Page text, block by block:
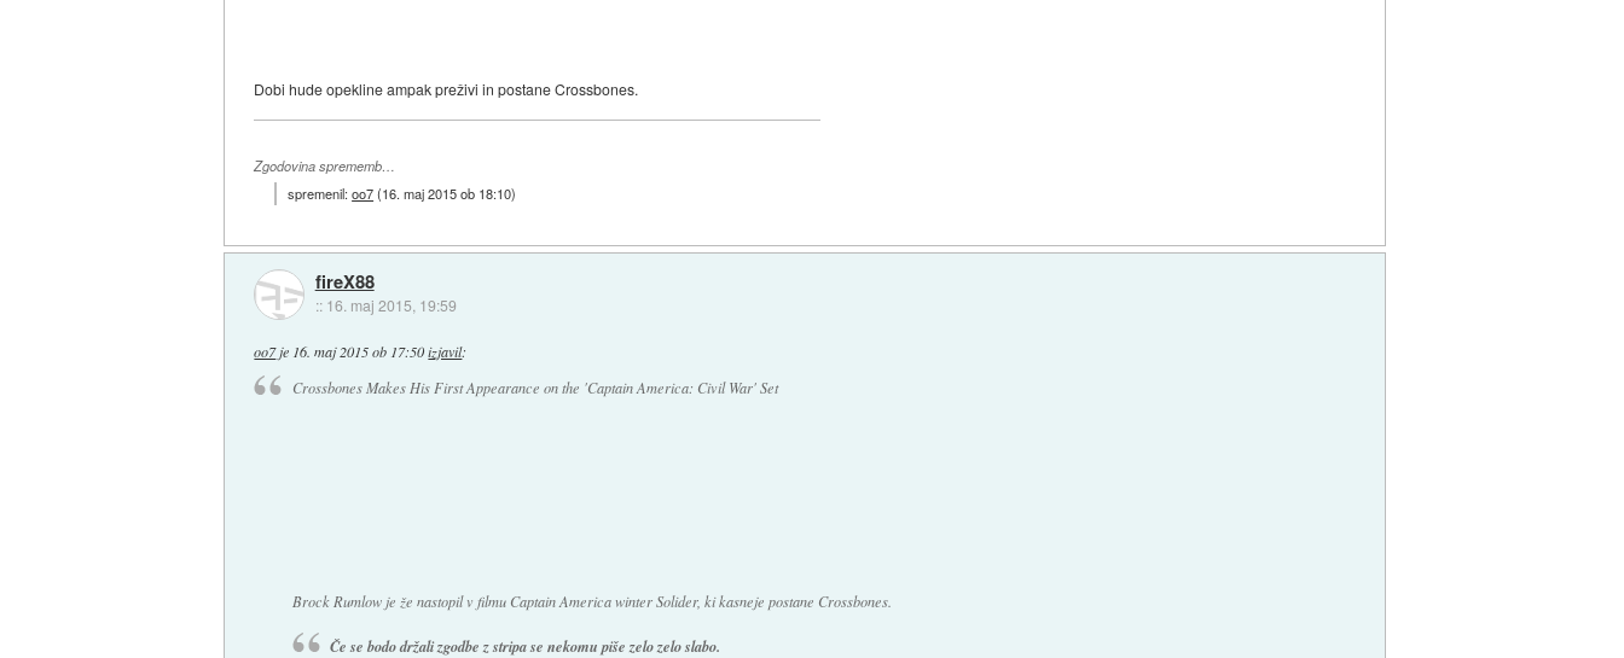
Dobi hude opekline ampak preživi in postane Crossbones.
Zgodovina sprememb…
spremenil:oo7(16. maj 2015 ob 18:10)
fireX88
:: 16. maj 2015, 19:59
oo7je 16. maj 2015 ob 17:50 izjavil:
Crossbones Makes His First Appearance on the 'Captain America: Civil War' Set
Brock Rumlow je že nastopil v filmu Captain America winter Solider, ki kasneje postane Crossbones.
Če se bodo držali zgodbe z stripa se nekomu piše zelo zelo slabo.